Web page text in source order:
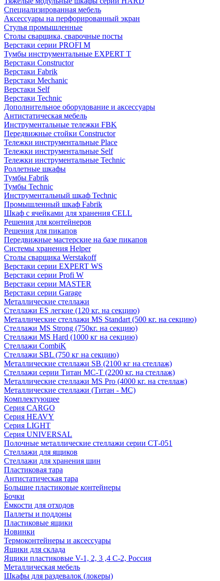
Cпециализированная мебель
Аксессуары на перфорированный экран
Стулья промышленные
Столы сварщика, сварочные посты
Верстаки серии PROFI M
Тумбы инструментальные EXPERT T
Верстаки Constructor
Верстаки Fabrik
Верстаки Mechanic
Верстаки Self
Верстаки Technic
Дополнительное оборудование и аксессуары
Антистатическая мебель
Инструментальные тележки FBK
Передвижные стойки Constructor
Тележки инструментальные Place
Тележки инструментальные Self
Тележки инструментальные Technic
Роллетные шкафы
Тумбы Fabrik
Тумбы Technic
Инструментальный шкаф Technic
Промышленный шкаф Fabrik
Шкаф с ячейками для хранения CELL
Решения для контейнеров
Решения для пикапов
Передвижные мастерские на базе пикапов
Системы хранения Helper
Столы сварщика Werstakoff
Верстаки серии EXPERT WS
Верстаки серии Profi W
Верстаки серии MASTER
Верстаки серии Garage
Металлические стеллажи
Стеллажи ES легкие (120 кг. на секцию)
Металлические стеллажи MS Standart (500 кг. на секцию)
Стеллажи MS Strong (750кг. на секцию)
Стеллажи MS Hard (1000 кг на секцию)
Стеллажи CombiK
Стеллажи SBL (750 кг на секцию)
Металлические стеллажи SB (2100 кг на стеллаж)
Стеллажи серии Титан МС-Т (2200 кг. на стеллаж)
Металлические стеллажи MS Pro (4000 кг. на стеллаж)
Металлические стеллажи (Титан - МС)
Комплектующее
Серия CARGO
Серия HEAVY
Серия LIGHT
Серия UNIVERSAL
Полочные металлические стеллажи серии СТ-051
Стеллажи для ящиков
Стеллажи для хранения шин
Пластиковая тара
Антистатическая тара
Большие пластиковые контейнеры
Бочки
Ёмкости для отходов
Паллеты и поддоны
Пластиковые ящики
Новинки
Термоконтейнеры и аксессуары
Ящики для склада
Ящики пластиковые V-1, 2, 3 ,4 С-2, Россия
Металлическая мебель
Шкафы для раздевалок (локеры)